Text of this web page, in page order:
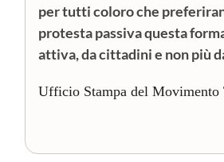
per tutti coloro che
protesta passiva questa
attiva, da cittadini e non più
Ufficio Stampa del Movimento